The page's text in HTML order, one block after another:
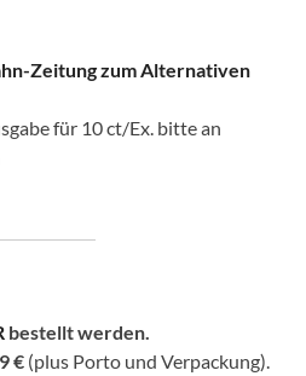
Zeitung zum Alternativen
für 10 ct/Ex. bitte an
bestellt werden.
€ (plus Porto und Verpackung).